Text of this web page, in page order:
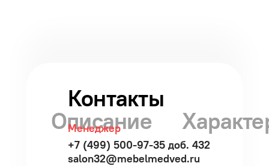
Описание
Контакты
Менеджер
+7 (499) 500-97-35 доб. 432
salon32@mebelmedved.ru